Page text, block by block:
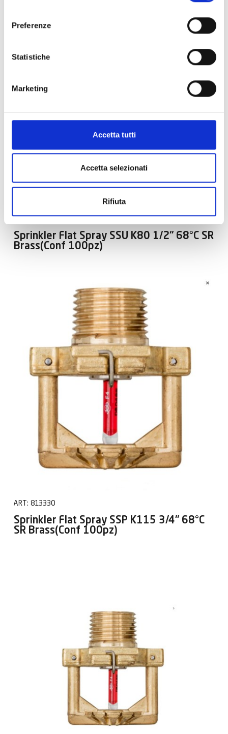
Preferenze
Statistiche
Marketing
Accetta tutti
Accetta selezionati
Rifiuta
ART: 814120
Sprinkler Flat Spray SSU K80 1/2" 68°C SR
Brass(Conf 100pz)
ART: 813330
Sprinkler Flat Spray SSP K115 3/4" 68°C
SR Brass(Conf 100pz)